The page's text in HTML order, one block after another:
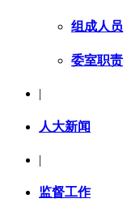
组成人员
委室职责
|
人大新闻
|
监督工作